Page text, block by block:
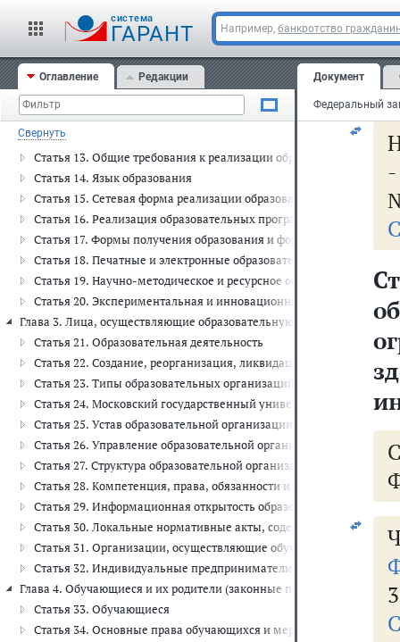
cистема
ГАРАНТ Например, банкротство
Оглавление Редакции
Свернуть
Статья 9.1. Перераспределение полномочий между органами
Глава 2. Система образования (ст.ст. 10 - 20)
Статья 10. Структура системы образования
Статья 11. Федеральные государственные образовательные
Статья 12. Образовательные программы
Статья 12.1. Общие требования к организации воспитания
Статья 12.2. Общие требования к осуществлению
Статья 13. Общие требования к реализации образовательных
Статья 14. Язык образования
Статья 15. Сетевая форма реализации образовательных программ
Статья 16. Реализация образовательных программ с
Статья 17. Формы получения образования и формы обучения
Статья 18. Печатные и электронные образовательные и
Статья 19. Научно-методическое и ресурсное обеспечение
Статья 20. Экспериментальная и инновационная деятельность в
Глава 3. Лица, осуществляющие образовательную деятельность
Статья 21. Образовательная деятельность
Статья 22. Создание, реорганизация, ликвидация
Статья 23. Типы образовательных организаций
Статья 24. Московский государственный университет имени
Статья 25. Устав образовательной организации
Статья 26. Управление образовательной организацией
Статья 27. Структура образовательной организации
Статья 28. Компетенция, права, обязанности и ответственность
Статья 29. Информационная открытость образовательной
Статья 30. Локальные нормативные акты, содержащие нормы,
Статья 31. Организации, осуществляющие обучение
Статья 32. Индивидуальные предприниматели, осуществляющие
Глава 4. Обучающиеся и их родители (законные представители)
Статья 33. Обучающиеся
Статья 34. Основные права обучающихся и меры их социальной
Документ
и
и
в